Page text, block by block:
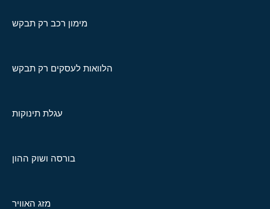
מימון רכב רק תבקש
הלוואות לעסקים רק תבקש
עגלת תינוקות
בורסה ושוק ההון
מזג האוויר